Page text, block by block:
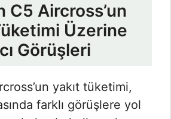
C5 Aircross’un
Üzerine
Görüşleri
yakıt tüketimi,
farklı görüşlere yol